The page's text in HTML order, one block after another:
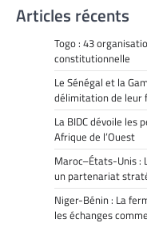
Articles récents
Togo : 43
constitutionnelle
Le Sénégal et la
délimitation de leur
La BIDC dévoile les
Afrique de l’Ouest
Maroc–États-Unis :
un partenariat
Niger-Bénin : La
les échanges